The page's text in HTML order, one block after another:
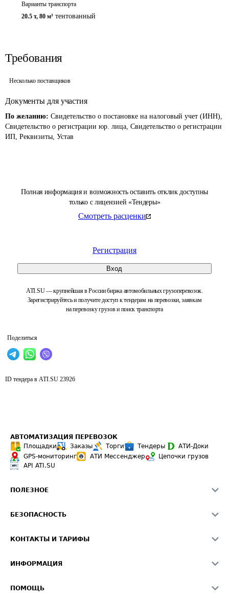
Полная информация и возможность оставить отклик доступны
только с лицензией «Тендеры»
Смотреть расценки
Регистрация
Вход
ATI.SU — крупнейшая в России биржа автомобильных грузоперевозок.
Зарегистрируйтесь и получите доступ к тендерам на перевозки, заявкам
на перевозку грузов и поиск транспорта
Поделиться
Варианты транспорта
20.5 т, 80 м³ тентованный
Требования
Несколько поставщиков
Документы для участия
По желанию: Свидетельство о постановке на налоговый учет (ИНН),
Свидетельство о регистрации юр. лица, Свидетельство о регистрации
ИП, Реквизиты, Устав
ID тендера в ATI.SU 23926
АВТОМАТИЗАЦИЯ ПЕРЕВОЗОК
Площадки
Заказы Торги Тендеры
АТИ-Доки
GPS-мониторинг
АТИ Мессенджер
Цепочки грузов
API ATI.SU
ПОЛЕЗНОЕ
Звезды ATI.SU на вашем сайте
Средние ставки
БЕЗОПАСНОСТЬ
Светофор+
О формировании Паспорта
КОНТАКТЫ И ТАРИФЫ
Реклама на сайте
ИНФОРМАЦИЯ
ПОМОЩЬ